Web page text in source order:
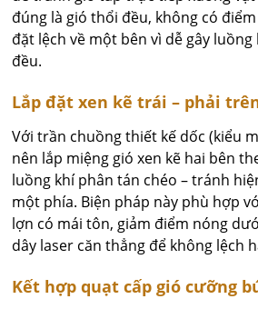
đúng là gió thổi đều, không có
đặt lệch về một bên vì dễ gây
đều.
Lắp đặt xen kẽ trái – phải
Với trần chuồng thiết kế dốc (kiểu
nên lắp miệng gió xen kẽ hai bên
luồng khí phân tán chéo – tránh
một phía. Biện pháp này phù hợp
lợn có mái tôn, giảm điểm nóng
dây laser căn thẳng để không lệch
Kết hợp quạt cấp gió cưỡng